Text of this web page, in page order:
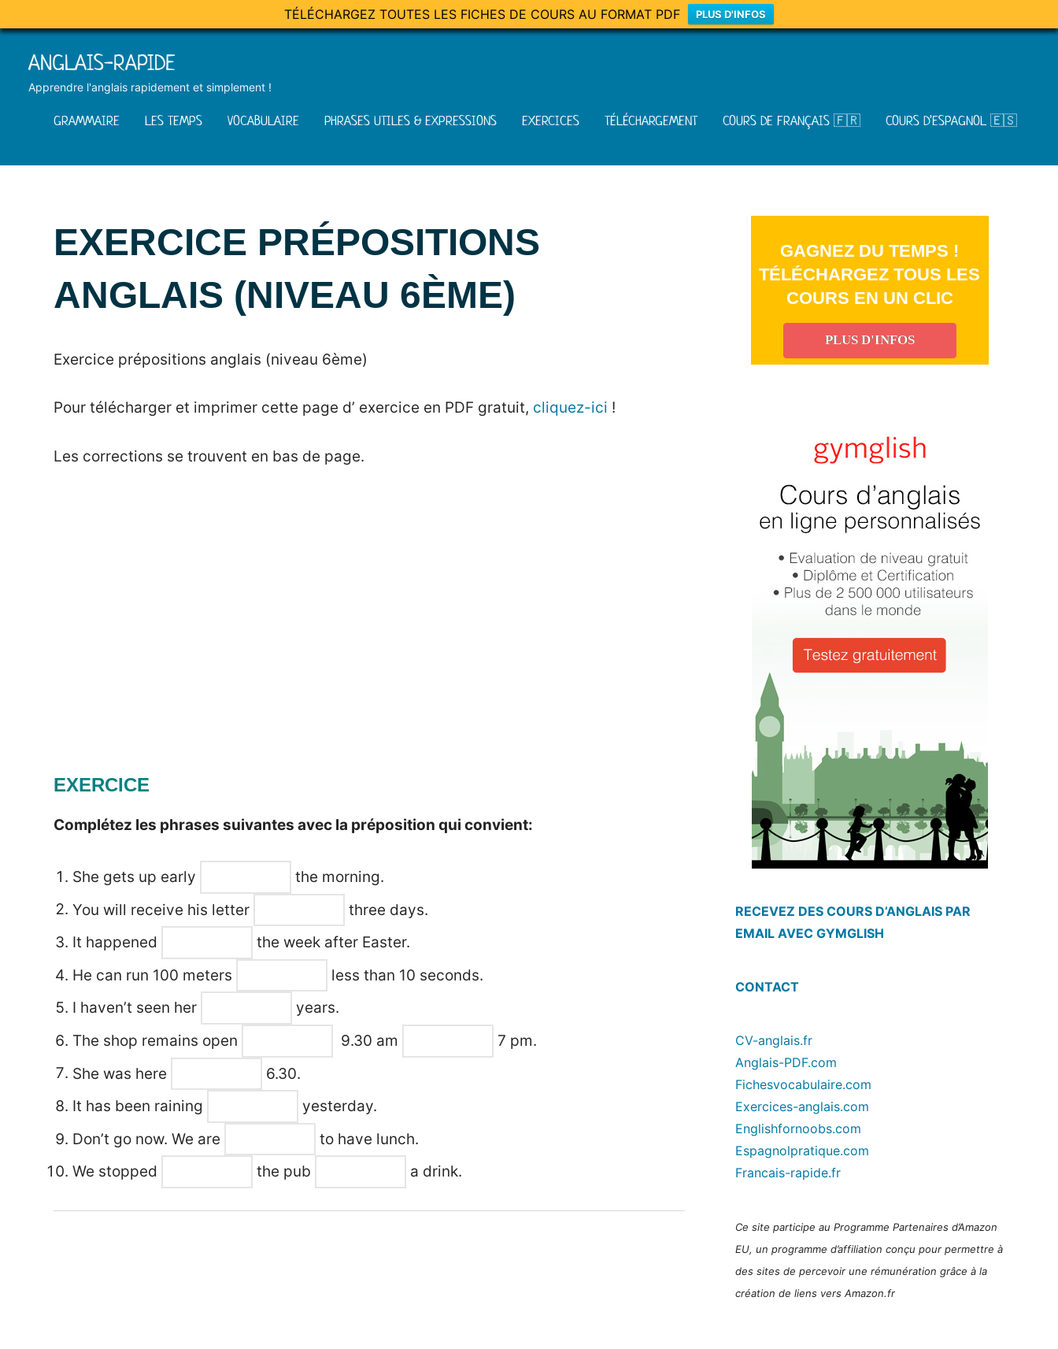
TÉLÉCHARGEZ TOUTES LES FICHES DE COURS AU FORMAT PDF PLUS D'INFOS
Skip
content
ANGLAIS-RAPIDE
Apprendre l'anglais rapidement et simplement !
GRAMMAIRE LES TEMPS VOCABULAIRE PHRASES UTILES & EXPRESSIONS EXERCICES TÉLÉCHARGEMENT COURS DE FRANÇAIS 🇫🇷 COURS D’ESPAGNOL 🇪🇸
EXERCICE PRÉPOSITIONS
ANGLAIS (NIVEAU 6ÈME)
on
mai
Mat
Exercices
Exercice prépositions anglais (niveau 6ème)
Pour télécharger et imprimer cette page d’ exercice en PDF gratuit, cliquez-ici !
Les corrections se trouvent en bas de page.
EXERCICE
Complétez les phrases suivantes avec la préposition qui convient:
She gets up early
the morning.
You will receive his letter
three days.
It happened
the week after Easter.
He can run 100 meters
less than 10 seconds.
I haven’t seen her
years.
The shop remains open
9.30 am
7 pm.
She was here
6.30.
It has been raining
yesterday.
Don’t go now. We are
to have lunch.
We stopped
the pub a drink.
GAGNEZ DU TEMPS !
TÉLÉCHARGEZ TOUS LES
COURS EN UN CLIC
PLUS D'INFOS
RECEVEZ DES COURS D’ANGLAIS PAR
EMAIL AVEC GYMGLISH
CONTACT
CV-anglais.fr
Anglais-PDF.com
Fichesvocabulaire.com
Exercices-anglais.com
Englishfornoobs.com
Espagnolpratique.com
Francais-rapide.fr
Ce site participe au Programme Partenaires d’Amazon
EU, un programme d’affiliation conçu pour permettre à
des sites de percevoir une rémunération grâce à la
création de liens vers Amazon.fr